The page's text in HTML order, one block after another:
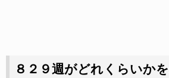
８２９週がどれくらいか